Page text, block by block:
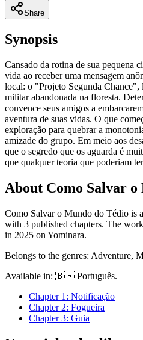
Share
Synopsis
Cansado da rotina de sua pequena
vida ao receber uma mensagem
local: o "Projeto Segunda Chance",
militar abandonada na floresta.
convence seus amigos a
aventura de suas vidas. O que
exploração para quebrar a
amizade do grupo. Em meio aos
que o segredo que os aguarda é
que qualquer teoria que poderiam
About Como Salvar
Como Salvar o Mundo do Tédio is
with 3 published chapters. The
in 2025 on Yominara.
Belongs to the genres: Adventure,
Available in: 🇧🇷 Português.
Chapter 1 : Notificação
Chapter 2: Fogueira
Chapter3: Guia